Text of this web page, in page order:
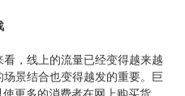
，线上的流量已经变得越来越
景结合也变得越发的重要。巨
更多的消费者在网上购买货